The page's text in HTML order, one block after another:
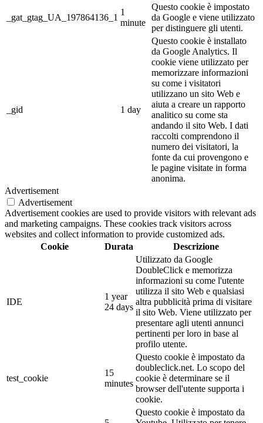
_gat_gtag_UA_197864136_1
1
minute
Questo cookie è impostato
da Google e viene utilizzato
per distinguere gli utenti.
_gid 1 day
Questo cookie è installato
da Google Analytics. Il
cookie viene utilizzato per
memorizzare informazioni
su come i visitatori
utilizzano un sito Web e
aiuta a creare un rapporto
analitico su come sta
andando il sito Web. I dati
raccolti comprendono il
numero dei visitatori, la
fonte da cui provengono e
le pagine visitate in forma
anonima.
Advertisement
Advertisement
Advertisement cookies are used to provide visitors with relevant ads
and marketing campaigns. These cookies track visitors across
websites and collect information to provide customized ads.
Cookie
Durata Descrizione
IDE
1 year
24 days
Utilizzato da Google
DoubleClick e memorizza
informazioni su come l'utente
utilizza il sito Web e qualsiasi
altra pubblicità prima di visitare
il sito Web. Viene utilizzato per
presentare agli utenti annunci
pertinenti per loro in base al
profilo utente.
test_cookie
15
minutes
Questo cookie è impostato da
doubleclick.net. Lo scopo del
cookie è determinare se il
browser dell'utente supporta i
cookie.
Questo cookie è impostato da